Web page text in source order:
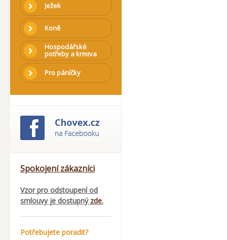
Ježek
Koně
Hospodářské
potřeby a krmiva
Pro páníčky
Spokojení zákazníci
Vzor pro odstoupení od
smlouvy je dostupný zde.
Potřebujete poradit?